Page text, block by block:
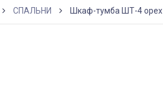
СПАЛЬНИ Шкаф-тумба ШТ-4 орех